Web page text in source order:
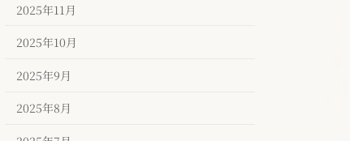
2025年11月
2025年10月
2025年9月
2025年8月